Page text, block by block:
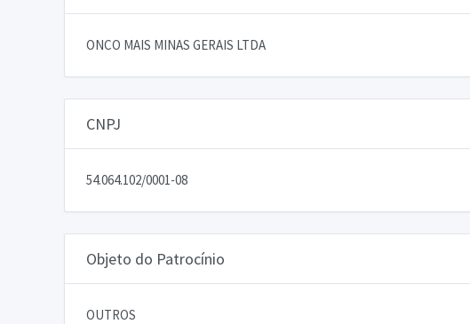
ONCO MAIS MINAS GERAIS LTDA
CNPJ
54.064.102/0001-08
Objeto do Patrocínio
OUTROS